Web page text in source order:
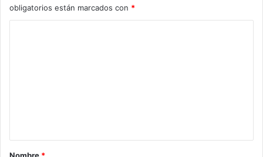
obligatorios están marcados con *
rNombre *